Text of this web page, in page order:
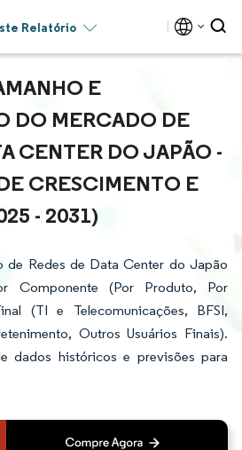
Relatório
E
DO MERCADO DE
CENTER DO JAPÃO -
CRESCIMENTO E
- 2031)
de Redes de Data Center do Japão
Componente (Por Produto, Por
(TI e Telecomunicações, BFSI,
Outros Usuários Finais).
dados históricos e previsões para